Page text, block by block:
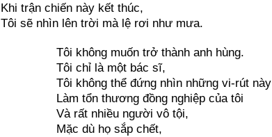
Khi trận chiến này kết thúc,
Tôi sẽ nhìn lên trời mà lệ rơi như mưa.
Tôi không muốn trở thành anh hùng.
Tôi chỉ là một bác sĩ,
Tôi không thể đứng nhìn những vi-rút này
Làm tổn thương đồng nghiệp của tôi
Và rất nhiều người vô tội,
Mặc dù họ sắp chết,